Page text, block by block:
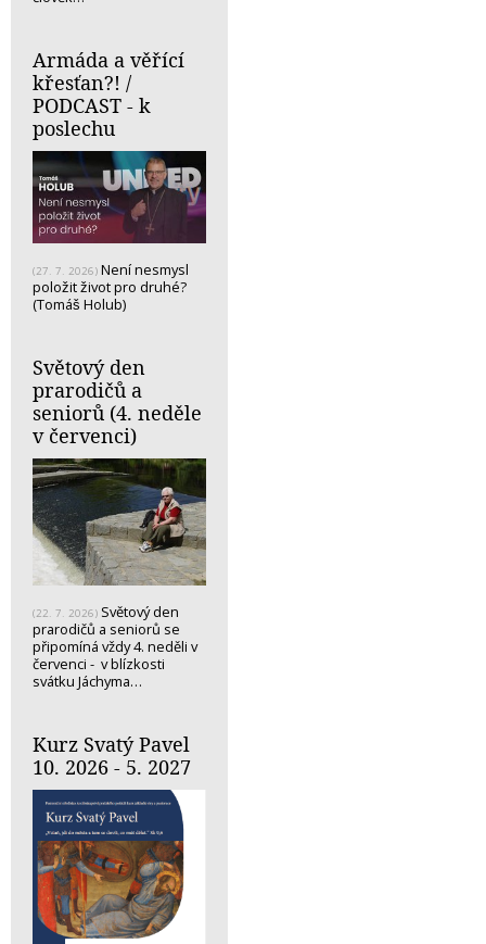
Armáda a věřící
křesťan?! /
PODCAST - k
poslechu
(27. 7. 2026) Není nesmysl
položit život pro druhé?
(Tomáš Holub)
Světový den
prarodičů a
seniorů (4. neděle
v červenci)
(22. 7. 2026) Světový den
prarodičů a seniorů se
připomíná vždy 4. neděli v
červenci - v blízkosti
svátku Jáchyma…
Kurz Svatý Pavel
10. 2026 - 5. 2027